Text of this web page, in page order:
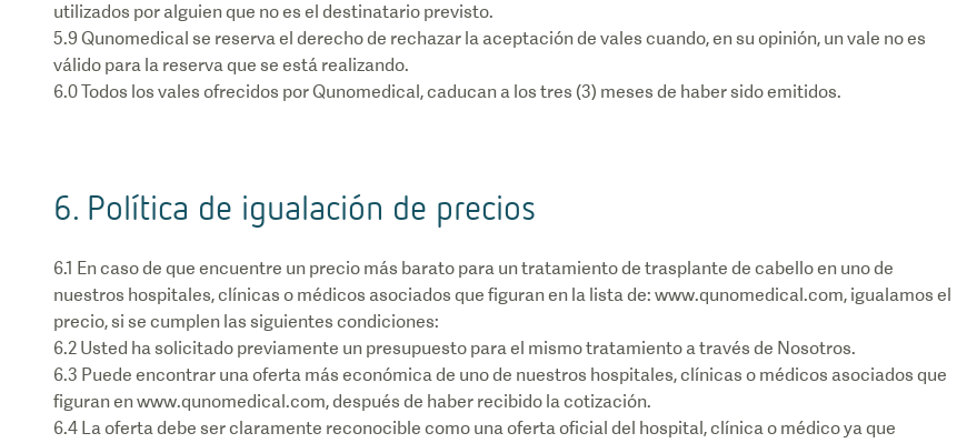
utilizados por alguien que no es el destinatario previsto.
5.9 Qunomedical se reserva el derecho de rechazar la aceptación de vales cuando, en su opinión, un vale no es
válido para la reserva que se está realizando.
6. Política de igualación de precios
6.1 En caso de que encuentre un precio más barato para un tratamiento de trasplante de cabello en uno de
nuestros hospitales, clínicas o médicos asociados que figuran en la lista de: www.qunomedical.com, igualamos el
precio, si se cumplen las siguientes condiciones:
6.2 Usted ha solicitado previamente un presupuesto para el mismo tratamiento a través de Nosotros.
6.3 Puede encontrar una oferta más económica de uno de nuestros hospitales, clínicas o médicos asociados que
figuran en www.qunomedical.com, después de haber recibido la cotización.
6.4 La oferta debe ser claramente reconocible como una oferta oficial del hospital, clínica o médico ya que